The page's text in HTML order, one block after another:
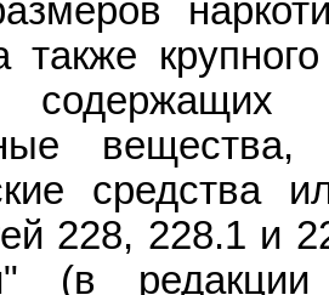
также
содержащих
средства
228, 228.1 и
(в